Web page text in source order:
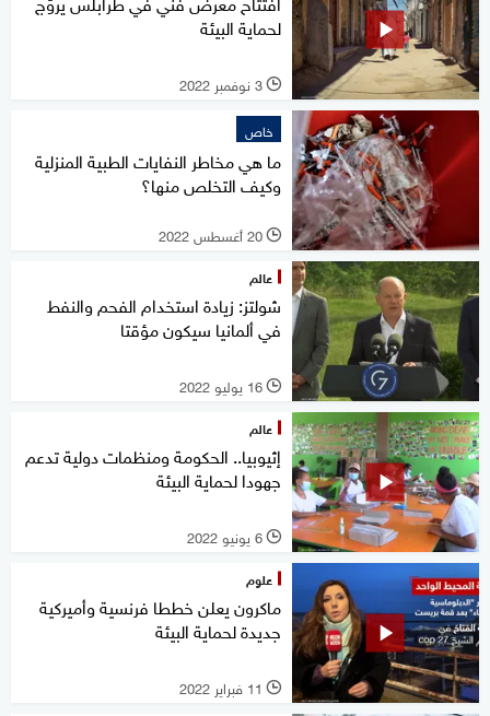
لحماية البيئة
l 3 نوفمبر 2022
خاص
ما هي مخاطر النفايات الطبية المنزلية
وكيف التخلص منها؟
l 20 أغسطس 2022
عالم
شولتز: زيادة استخدام الفحم والنفط
في ألمانيا سيكون مؤقتا
l 16 يوليو 2022
عالم
إثيوبيا.. الحكومة ومنظمات دولية تدعم
جهودا لحماية البيئة
l 6 يونيو 2022
علوم
ماكرون يعلن خططا فرنسية وأميركية
جديدة لحماية البيئة
l 11 فبراير 2022